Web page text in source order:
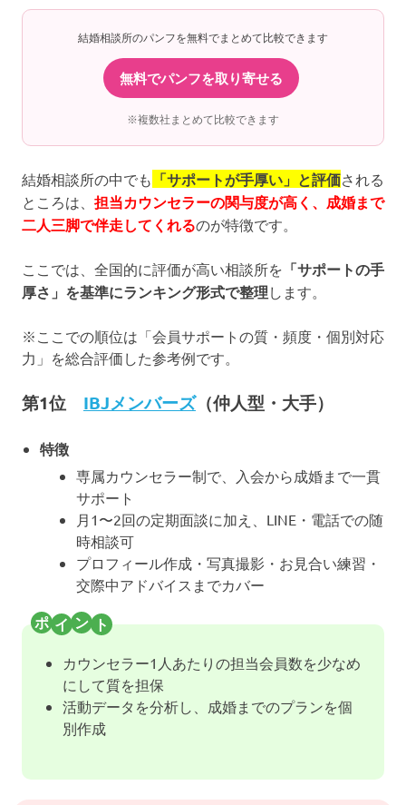
結婚相談所のパンフを無料でまとめて比較できます
無料でパンフを取り寄せる
※複数社まとめて比較できます
結婚相談所の中でも 「サポートが手厚い」と評価される
ところは、 担当カウンセラーの関与度が高く、成婚まで
二人三脚で伴走してくれるのが特徴です。
ここでは、全国的に評価が高い相談所を 「サポートの手
厚さ」を基準にランキング形式で整理 します。
※ここでの順位は「会員サポートの質・頻度・個別対応
力」を総合評価した参考例です。
第1位 IBJメンバーズ（仲人型・大手）
特徴
専属カウンセラー制で、入会から成婚まで一貫
サポート
月1〜2回の定期面談に加え、LINE・電話での随
時相談可
プロフィール作成・写真撮影・お見合い練習・
交際中アドバイスまでカバー
カウンセラー1人あたりの担当会員数を少なめ
にして質を担保
活動データを分析し、成婚までのプランを個
別作成